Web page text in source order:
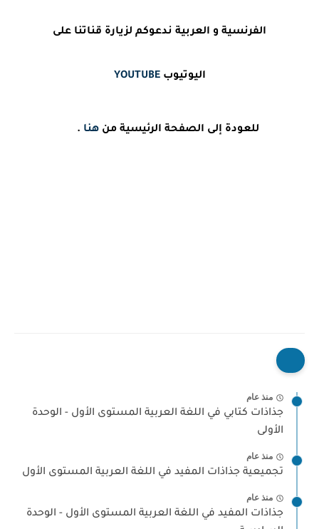
الفرنسية و العربية ندعوكم لزيارة قناتنا على
اليوتيوبYOUTUBE
للعودة إلى الصفحة الرئيسية من هنا .
منذ عام
جذاذات كتابي في اللغة العربية المستوى الأول - الوحدة
الأولى
منذ عام
تجميعية جذاذات المفيد في اللغة العربية المستوى الأول
منذ عام
جذاذات المفيد في اللغة العربية المستوى الأول - الوحدة